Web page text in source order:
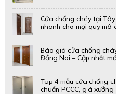
Cửa chống cháy tại
nhanh cho mọi quy mô
Báo giá cửa chống
Đồng Nai – Cập nhật
Top 4 mẫu cửa chống
chuẩn PCCC, giá xưởng